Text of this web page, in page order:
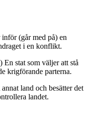
(går med på) en
i en konflikt.
stat som väljer att stå
krigförande parterna.
land och besätter det
landet.